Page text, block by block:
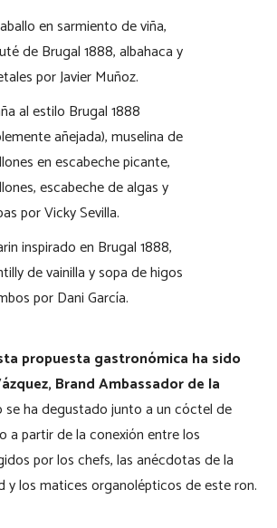
en sarmiento de viña,
de Brugal 1888, albahaca y
por Javier Muñoz.
al estilo Brugal 1888
añejada), muselina de
en escabeche picante,
escabeche de algas y
por Vicky Sevilla.
inspirado en Brugal 1888,
de vainilla y sopa de higos
por Dani García.
propuesta gastronómica ha sido
Brand Ambassador de la
se ha degustado junto a un cóctel de
a partir de la conexión entre los
por los chefs, las anécdotas de la
y los matices organolépticos de este ron.